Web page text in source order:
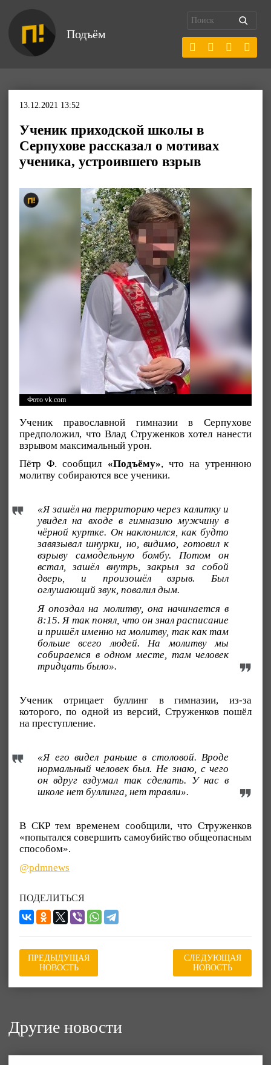
Подъём
13.12.2021 13:52
Ученик приходской школы в
Серпухове рассказал о мотивах
ученика, устроившего взрыв
Фото vk.com
Ученик православной гимназии в Серпухове
предположил, что Влад Струженков хотел нанести
взрывом максимальный урон.
Пётр Ф. сообщил «Подъёму», что на утреннюю
молитву собираются все ученики.
«Я зашёл на территорию через калитку и
увидел на входе в гимназию мужчину в
чёрной куртке. Он наклонился, как будто
завязывал шнурки, но, видимо, готовил к
взрыву самодельную бомбу. Потом он
встал, зашёл внутрь, закрыл за собой
дверь, и произошёл взрыв. Был
оглушающий звук, повалил дым.
Я опоздал на молитву, она начинается в
8:15. Я так понял, что он знал расписание
и пришёл именно на молитву, так как там
больше всего людей. На молитву мы
собираемся в одном месте, там человек
тридцать было».
Ученик отрицает буллинг в гимназии, из-за
которого, по одной из версий, Струженков пошёл
на преступление.
«Я его видел раньше в столовой. Вроде
нормальный человек был. Не знаю, с чего
он вдруг вздумал так сделать. У нас в
школе нет буллинга, нет травли».
В СКР тем временем сообщили, что Струженков
«попытался совершить самоубийство общеопасным
способом».
@pdmnews
ПОДЕЛИТЬСЯ
ПРЕДЫДУЩАЯ
НОВОСТЬ
СЛЕДУЮЩАЯ
НОВОСТЬ
Другие новости